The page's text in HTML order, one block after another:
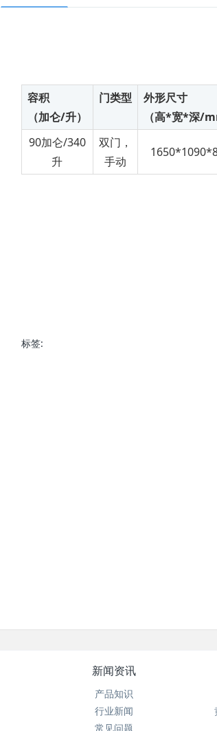
容积
（加仑/升）
门类型
外形尺寸
（高*宽*深/
90加仑/340
升
双门，
手动
标签:
新闻资讯
产品知识
行业新闻
常见问题